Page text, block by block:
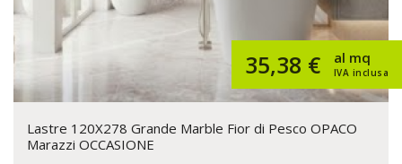
35,38 € IVA inclusa
al mq
Lastre 120X278 Grande Marble Fior di Pesco OPACO
Marazzi OCCASIONE